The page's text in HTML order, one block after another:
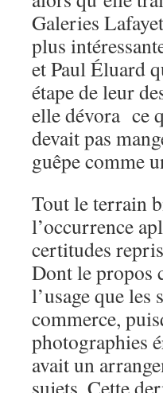
Galeries
plus
et Paul Éluard
étape de leur
elle dévora ce
devait pas
guêpe comme
Tout le terrain
l’occurrence
certitudes
Dont le propos
l’usage que les
commerce,
photographies
avait un
sujets. Cette